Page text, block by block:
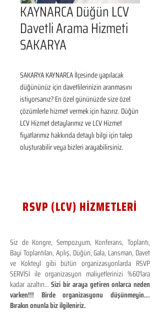
KAYNARCA Düğün LCV
Davetli Arama Hizmeti
SAKARYA
SAKARYA KAYNARCA İlçesinde yapılacak
düğününüz için davetlilerinizin aranmasını
istiyorsanız? En özel gününüzde size özel
çözümlerle hizmet vermek için hazırız. Düğün
LCV Hizmet detaylarımız ve LCV Hizmet
fiyatlarımız hakkında detaylı bilgi için talep
oluşturabilir veya bizleri arayabilirsiniz.
RSVP (LCV) HİZMETLERİ
Siz de Kongre, Sempozyum, Konferans, Toplantı,
Bayi Toplantıları, Açılış, Düğün, Gala, Lansman, Davet
ve Kokteyl gibi bütün organizasyonlarda RSVP
SERVİSİ ile organizasyon maliyetlerinizi %60'lara
kadar azaltın...Sizi bir araya getiren onlarca neden
varken!!! Birde organizasyonu düşünmeyin...
Bırakın onunla biz ilgileniriz.